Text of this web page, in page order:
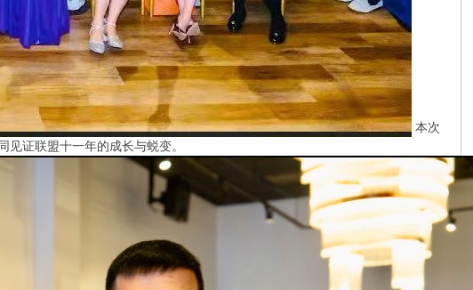
本次
证联盟十一年的成长与蜕变。